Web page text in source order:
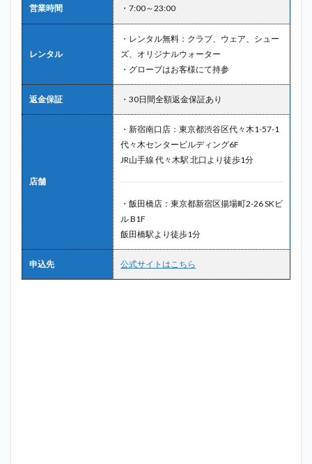
営業時間 ・7:00～23:00
レンタル
・レンタル無料：クラブ、ウェア、シュー
ズ、オリジナルウォーター
・グローブはお客様にて持参
返金保証 ・30日間全額返金保証あり
店舗
・新宿南口店：東京都渋谷区代々木1-57-1
代々木センタービルディング6F
JR山手線 代々木駅 北口より徒歩1分
・飯田橋店：東京都新宿区揚場町2-26 SKビ
ル B1F
飯田橋駅より徒歩1分
申込先 公式サイトはこちら